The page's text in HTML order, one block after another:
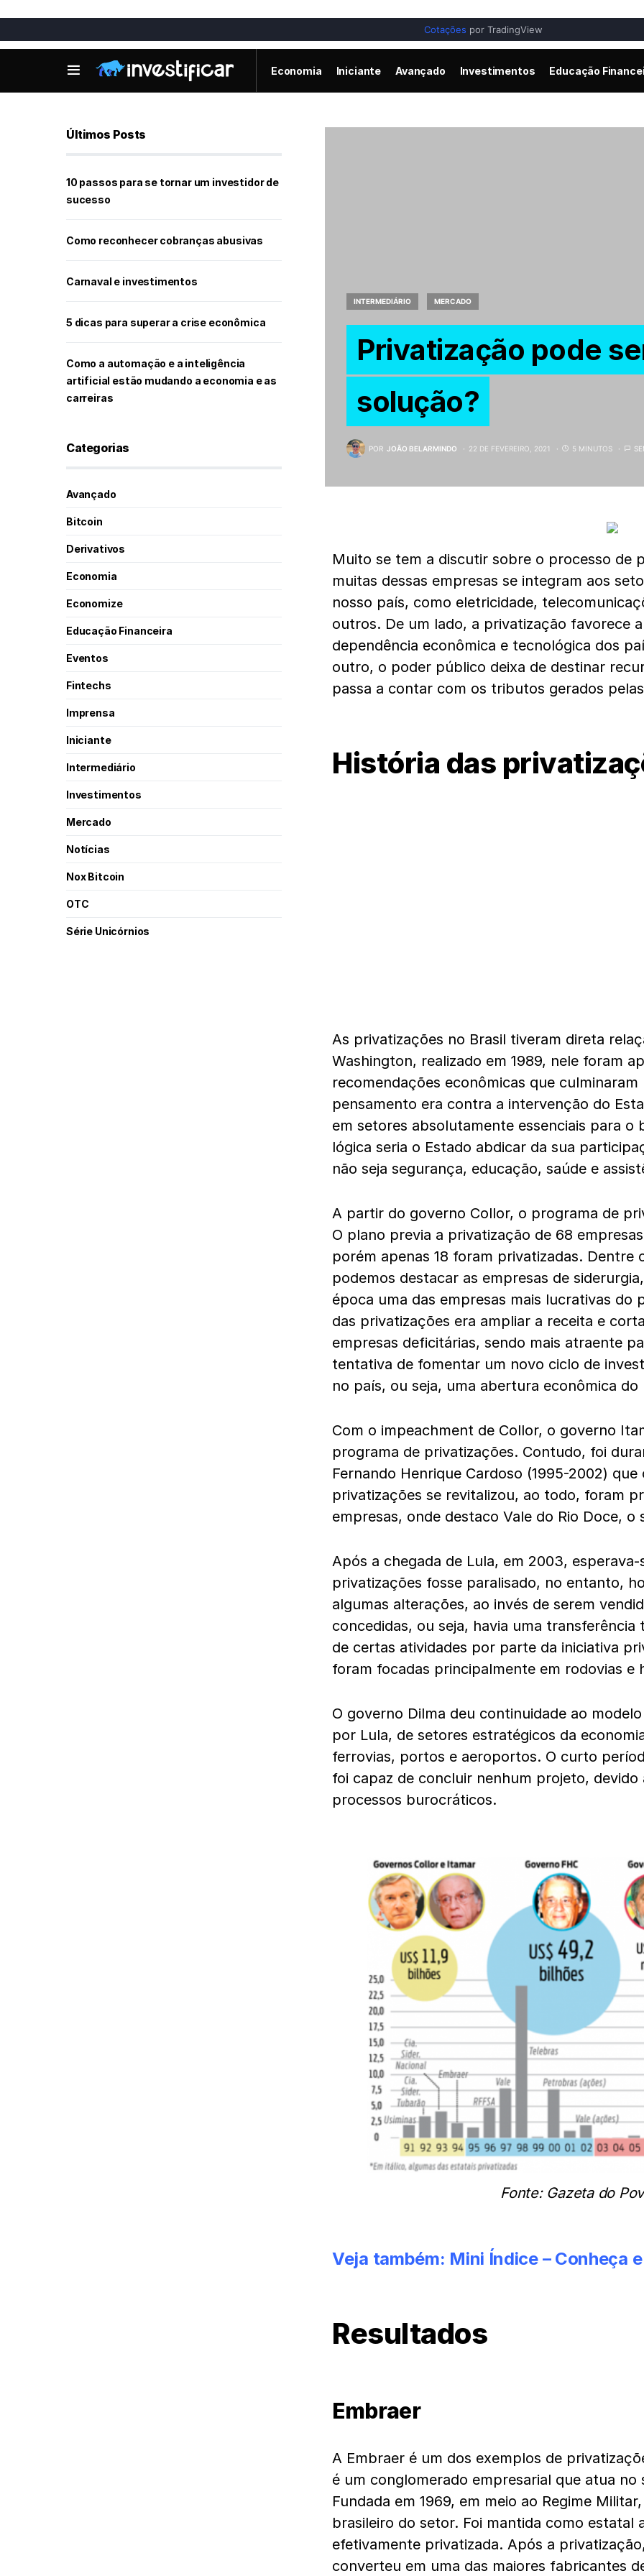
Cotações por TradingView
Economia Iniciante Avançado Investimentos Educação
INTERMEDIÁRIO MERCADO
Privatização pode
solução?
POR JOÃO BELARMINDO 22 DE FEVEREIRO, 2021 5 MINUTOS
Muito se tem a discutir sobre o processo de
muitas dessas empresas se integram aos
nosso país, como eletricidade,
outros. De um lado, a privatização favorece
dependência econômica e tecnológica dos
outro, o poder público deixa de destinar
passa a contar com os tributos gerados
História das
As privatizações no Brasil tiveram direta
Washington, realizado em 1989, nele foram
recomendações econômicas que
pensamento era contra a intervenção do
em setores absolutamente essenciais para o
lógica seria o Estado abdicar da sua
não seja segurança, educação, saúde e
A partir do governo Collor, o programa de
O plano previa a privatização de 68
porém apenas 18 foram privatizadas. Dentre
podemos destacar as empresas de
época uma das empresas mais lucrativas do
das privatizações era ampliar a receita e
empresas deficitárias, sendo mais atraente
tentativa de fomentar um novo ciclo de
no país, ou seja, uma abertura econômica
Com o impeachment de Collor, o governo
programa de privatizações. Contudo, foi
Fernando Henrique Cardoso (1995-2002)
privatizações se revitalizou, ao todo, foram
empresas, onde destaco Vale do Rio Doce, o
Após a chegada de Lula, em 2003,
privatizações fosse paralisado, no entanto,
algumas alterações, ao invés de serem
concedidas, ou seja, havia uma
de certas atividades por parte da iniciativa
foram focadas principalmente em rodovias e
O governo Dilma deu continuidade ao
por Lula, de setores estratégicos da
ferrovias, portos e aeroportos. O curto
foi capaz de concluir nenhum projeto,
processos burocráticos.
Fonte: Gazeta do
Veja também: Mini Índice – Conheça
Resultados
Embraer
A Embraer é um dos exemplos de
é um conglomerado empresarial que atua no
Fundada em 1969, em meio ao Regime
brasileiro do setor. Foi mantida como estatal
efetivamente privatizada. Após a
converteu em uma das maiores fabricantes
Últimos Posts
10 passos para se tornar um investidor de
sucesso
Como reconhecer cobranças abusivas
Carnaval e investimentos
5 dicas para superar a crise econômica
Como a automação e a inteligência
artificial estão mudando a economia e as
carreiras
Categorias
Avançado
Bitcoin
Derivativos
Economia
Economize
Educação Financeira
Eventos
Fintechs
Imprensa
Iniciante
Intermediário
Investimentos
Mercado
Notícias
Nox Bitcoin
OTC
Série Unicórnios